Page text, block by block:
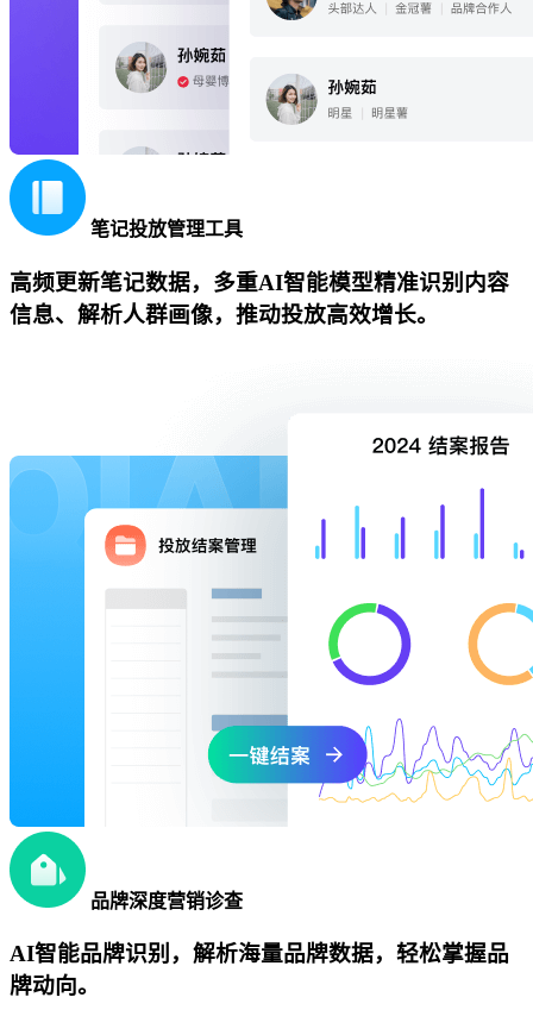
笔记投放管理工具
高频更新笔记数据，多重AI智能模型精准识别内容
信息、解析人群画像，推动投放高效增长。
品牌深度营销诊查
AI智能品牌识别，解析海量品牌数据，轻松掌握品
牌动向。